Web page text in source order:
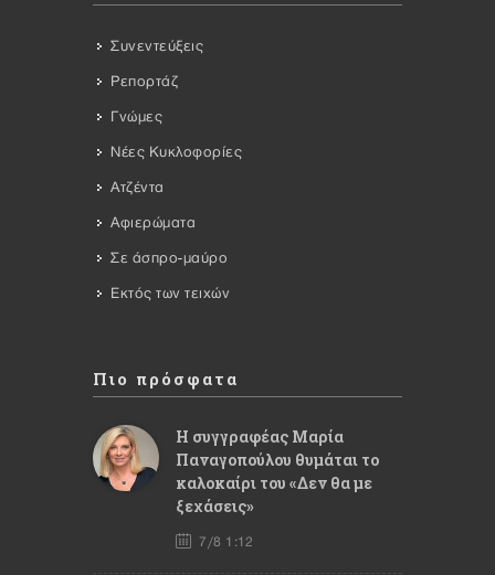
Συνεντεύξεις
Ρεπορτάζ
Γνώμες
Νέες Κυκλοφορίες
Ατζέντα
Αφιερώματα
Σε άσπρο-μαύρο
Εκτός των τειχών
Πιο πρόσφατα
Η συγγραφέας Μαρία
Παναγοπούλου θυμάται το
καλοκαίρι του «Δεν θα με
ξεχάσεις»
7/8 1:12